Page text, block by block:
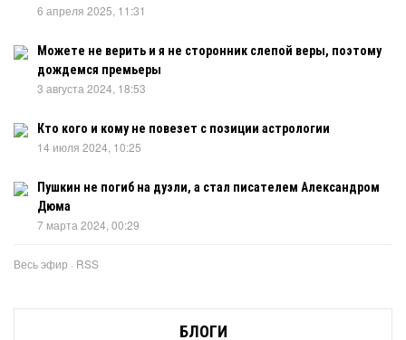
6 апреля 2025, 11:31
Можете не верить и я не сторонник слепой веры, поэтому
дождемся премьеры
3 августа 2024, 18:53
Кто кого и кому не повезет с позиции астрологии
14 июля 2024, 10:25
Пушкин не погиб на дуэли, а стал писателем Александром
Дюма
7 марта 2024, 00:29
Весь эфир · RSS
БЛОГИ